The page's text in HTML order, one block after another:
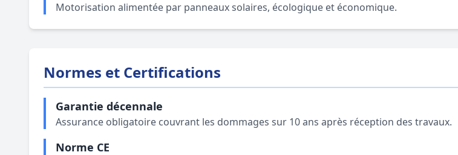
Motorisation alimentée par panneaux solaires, écologique et économique.
Normes et Certifications
Garantie décennale
Assurance obligatoire couvrant les dommages sur 10 ans après réception des travaux.
Norme CE